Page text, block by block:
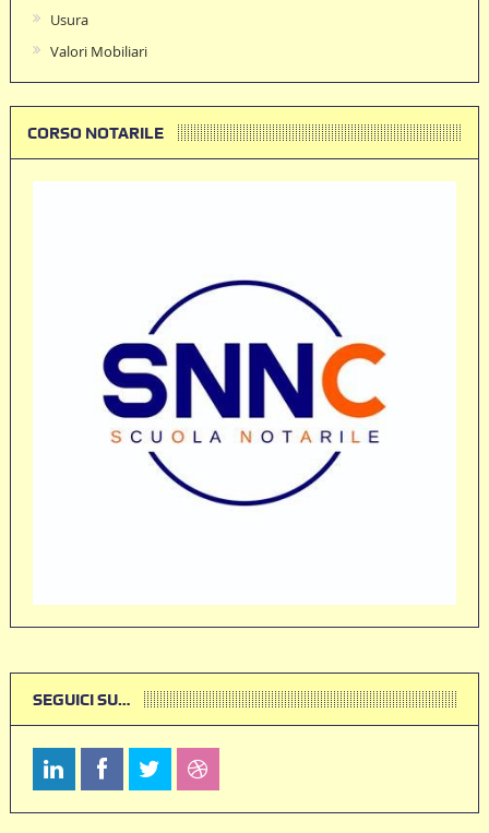
Usura
Valori Mobiliari
CORSO NOTARILE
SEGUICI SU…